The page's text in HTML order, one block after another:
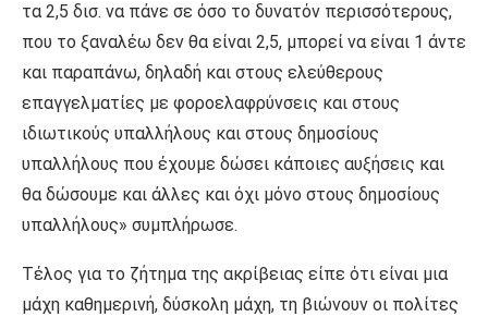
τα 2,5 δισ. να πάνε σε όσο το δυνατόν περισσότερους,
που το ξαναλέω δεν θα είναι 2,5, μπορεί να είναι 1 άντε
και παραπάνω, δηλαδή και στους ελεύθερους
επαγγελματίες με φοροελαφρύνσεις και στους
ιδιωτικούς υπαλλήλους και στους δημοσίους
υπαλλήλους που έχουμε δώσει κάποιες αυξήσεις και
θα δώσουμε και άλλες και όχι μόνο στους δημοσίους
υπαλλήλους» συμπλήρωσε.
Τέλος για το ζήτημα της ακρίβειας είπε ότι είναι μια
μάχη καθημερινή, δύσκολη μάχη, τη βιώνουν οι πολίτες